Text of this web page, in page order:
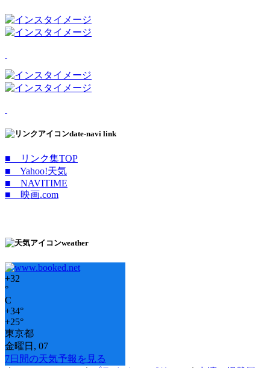
date-navi link
■ リンク集TOP
■ Yahoo!天気
■ NAVITIME
■ 映画.com
weather
+32
°
C
+34°
+25°
東京都
金曜日, 07
7日間の天気予報を見る